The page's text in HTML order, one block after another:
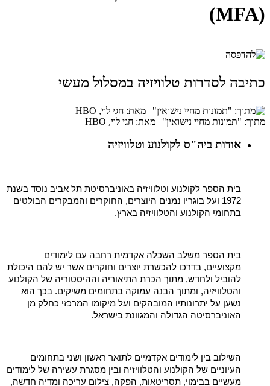
(MFA)
כתיבה לסדרות טלוויזיה במסלול מעשי
מתוך: "תמונות מחיי נישואין" | מאת: חגי לוי, HBO
אודות ביה"ס לקולנוע וטלוויזיה
בית הספר לקולנוע וטלוויזיה באוניברסיטת תל אביב נוסד בשנת
1972 ועל בוגריו נמנים היוצרים, החוקרים והמבקרים הבולטים
בתחומי הקולנוע והטלוויזיה בארץ.
בית הספר משלב השכלה אקדמית רחבה עם לימודים
מקצועיים, בדרכו להכשרת יוצרים וחוקרים אשר יש להם היכולת
להוביל ולחדש, מתוך הכרת התיאוריה וההיסטוריה של הקולנוע
והטלוויזיה, ומתוך הבנה עמוקה בתחומים משיקים. בכך הוא
נשען על יתרונותיו המובהקים ועל מיקומו המרכזי כחלק מן
האוניברסיטה הגדולה והמגוונת בישראל.
השילוב בין לימודים אקדמיים לתואר ראשון ושני בתחומים
העיוניים של הקולנוע והטלוויזיה ובין מסגרת עשירה של לימודים
מעשיים בבימוי, תסריטאות, הפקה, צילום עריכה ומדיה חדשה,